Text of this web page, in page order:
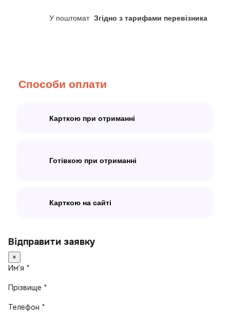
У поштомат Згідно з тарифами перевізника
Способи оплати
Карткою при отриманні
Готівкою при отриманні
Карткою на сайті
Відправити заявку
×
Имʼя *
Прізвище *
Телефон *